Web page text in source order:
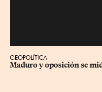
GEOPOLÍTICA
Maduro y oposición se